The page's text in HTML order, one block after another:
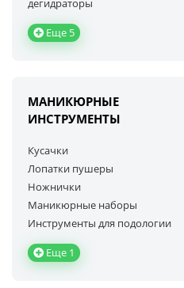
дегидраторы
Еще 5
МАНИКЮРНЫЕ
ИНСТРУМЕНТЫ
Кусачки
Лопатки пушеры
Ножнички
Маникюрные наборы
Инструменты для подологии
Еще 1